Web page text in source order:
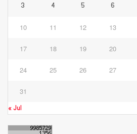
3 4 5 6
10 11 12 13
17 18 19 20
24 25 26 27
31
« Jul